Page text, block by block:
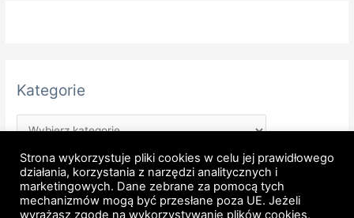
Kategorie
Strona wykorzystuje pliki cookies w celu jej prawidłowego
działania, korzystania z narzędzi analitycznych i
marketingowych. Dane zebrane za pomocą tych
mechanizmów mogą być przesłane poza UE. Jeżeli
wyrażasz zgodę na wykorzystywanie plików cookies,